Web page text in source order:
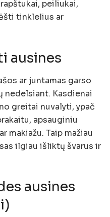
peiliukai,
tinklelius ar
ausines
ar juntamas garso
nedelsiant. Kasdienai
greitai nuvalyti, ypač
apsauginiu
makiažu. Taip mažiau
ilgiau išliktų švarus ir
ausines